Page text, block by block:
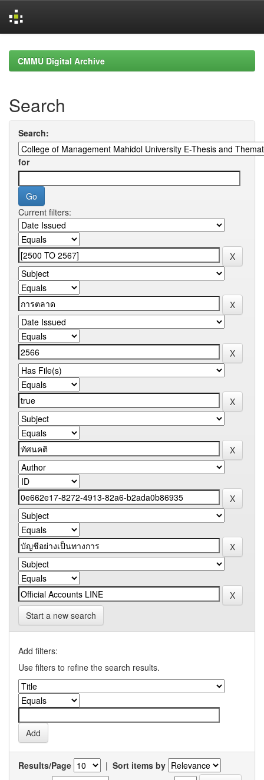
navigationCMMU Digital Archive
Search
Search:
for
Current filters:
Start a new search
Add filters:
Use filters to refine the search results.
Results/Page | Sort items by